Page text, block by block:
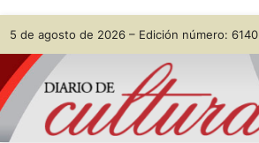
Saltar
al
contenido
Skip
to
content
5 de agosto de 2026 – Edición número: 6140